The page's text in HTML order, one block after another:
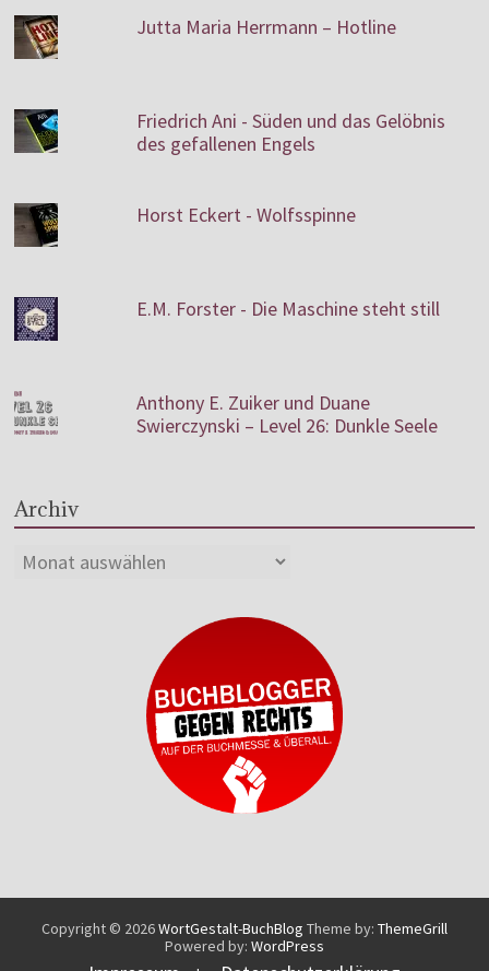
Jutta Maria Herrmann – Hotline
Friedrich Ani - Süden und das Gelöbnis
des gefallenen Engels
Horst Eckert - Wolfsspinne
E.M. Forster - Die Maschine steht still
Anthony E. Zuiker und Duane
Swierczynski – Level 26: Dunkle Seele
Archiv
Copyright © 2026WortGestalt-BuchBlog Theme by: ThemeGrill
Powered by: WordPress